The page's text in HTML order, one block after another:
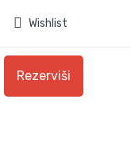
Wishlist
Rezerviši